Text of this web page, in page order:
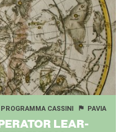
CASSINI PAVIA
LEAR­